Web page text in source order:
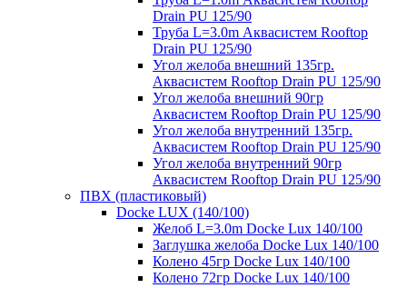
Drain PU 125/90
Труба L=3.0m Аквасистем Rooftop
Drain PU 125/90
Угол желоба внешний 135гр.
Аквасистем Rooftop Drain PU 125/90
Угол желоба внешний 90гр
Аквасистем Rooftop Drain PU 125/90
Угол желоба внутренний 135гр.
Аквасистем Rooftop Drain PU 125/90
Угол желоба внутренний 90гр
Аквасистем Rooftop Drain PU 125/90
ПВХ (пластиковый)
Docke LUX (140/100)
Желоб L=3.0m Docke Lux 140/100
Заглушка желоба Docke Lux 140/100
Колено 45гр Docke Lux 140/100
Колено 72гр Docke Lux 140/100